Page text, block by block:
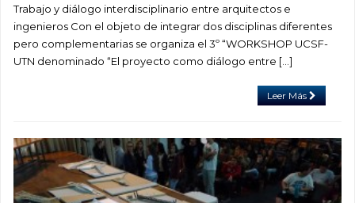
Trabajo y diálogo interdisciplinario entre arquitectos e
ingenieros Con el objeto de integrar dos disciplinas diferentes
pero complementarias se organiza el 3º “WORKSHOP UCSF-
UTN denominado “El proyecto como diálogo entre […]
Leer Más